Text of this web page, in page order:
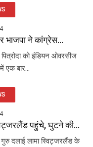
भाजपा ने कांग्रेस...
को इंडियन ओवरसीज
एक बार...
पहुंचे, घुटने की...
गुरु दलाई लामा स्विट्जरलैंड के